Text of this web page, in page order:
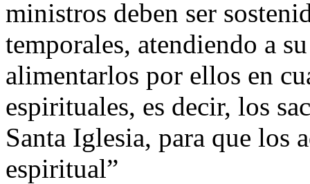
ministros deben ser
temporales, atendiendo a
alimentarlos por ellos en
espirituales, es decir, los
Santa Iglesia, para que los
espiritual”